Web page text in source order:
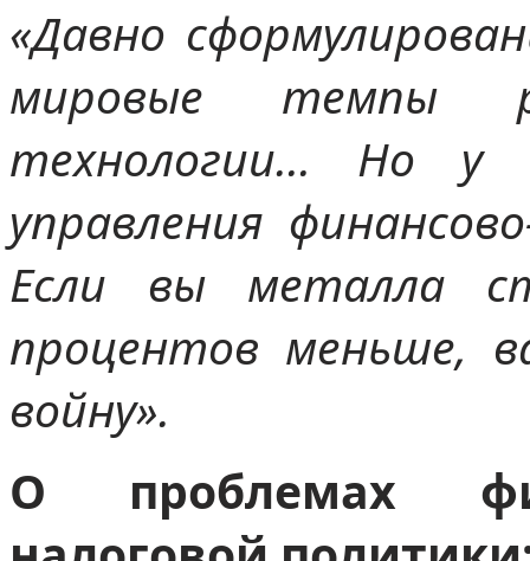
«Давно
мировые темпы
технологии… Но у
управления
Если вы металла
процентов меньше,
войну».
О проблемах